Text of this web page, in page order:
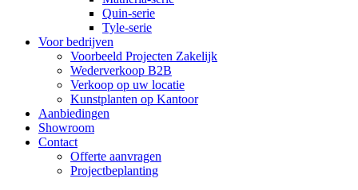
Quin-serie
Tyle-serie
Voor bedrijven
Voorbeeld Projecten Zakelijk
Wederverkoop B2B
Verkoop op uw locatie
Kunstplanten op Kantoor
Aanbiedingen
Showroom
Contact
Offerte aanvragen
Projectbeplanting